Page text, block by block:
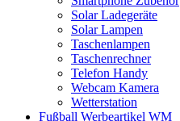
Solar Ladegeräte
Solar Lampen
Taschenlampen
Taschenrechner
Telefon Handy
Webcam Kamera
Wetterstation
Fußball Werbeartikel WM